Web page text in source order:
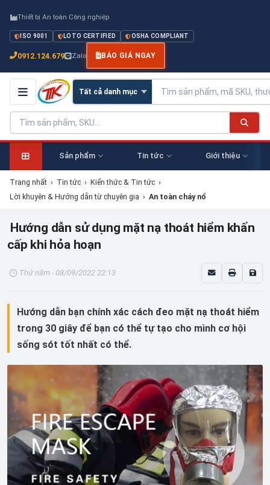
Thiết bị An toàn Công nghiệp
ISO 9001 LOTO CERTIFIED OSHA COMPLIANT
0912.124.679 Zalo BÁO GIÁ NGAY
Sản phẩm Tin tức Giới thiệu
Trang nhất › Tin tức › Kiến thức & Tin tức ›
Lời khuyên & Hướng dẫn từ chuyên gia › An toàn cháy nổ
Hướng dẫn sử dụng mặt nạ thoát hiểm khẩn
cấp khi hỏa hoạn
Thứ năm - 08/09/2022 22:13
Hướng dẫn bạn chính xác cách đeo mặt nạ thoát hiểm
trong 30 giây để bạn có thể tự tạo cho mình cơ hội
sống sót tốt nhất có thể.